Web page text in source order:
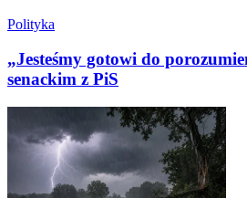
Polityka
„Jesteśmy gotowi do
senackim z PiS